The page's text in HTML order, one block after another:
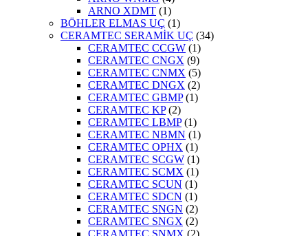
ARNO XDMT (1)
BÖHLER ELMAS UÇ (1)
CERAMTEC SERAMİK UÇ (34)
CERAMTEC CCGW (1)
CERAMTEC CNGX (9)
CERAMTEC CNMX (5)
CERAMTEC DNGX (2)
CERAMTEC GBMP(1)
CERAMTEC KP(2)
CERAMTEC LBMP(1)
CERAMTEC NBMN (1)
CERAMTEC OPHX (1)
CERAMTEC SCGW (1)
CERAMTEC SCMX (1)
CERAMTEC SCUN (1)
CERAMTEC SDCN (1)
CERAMTEC SNGN (2)
CERAMTEC SNGX (2)